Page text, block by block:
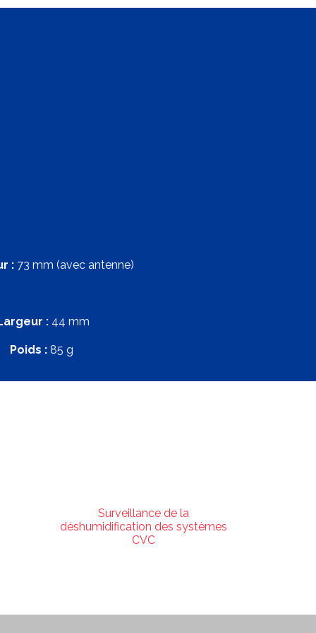
: 73 mm (avec antenne)
: 44 mm
Poids : 85 g
Surveillance de la
déshumidification des systèmes
CVC